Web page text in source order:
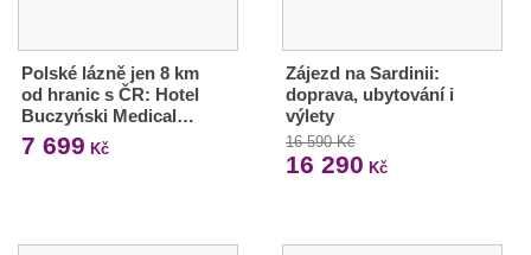
Polské lázně jen 8 km
od hranic s ČR: Hotel
Buczyński Medical…
7 699 Kč
Zájezd na Sardinii:
doprava, ubytování i
výlety
16 590 Kč
16 290 Kč